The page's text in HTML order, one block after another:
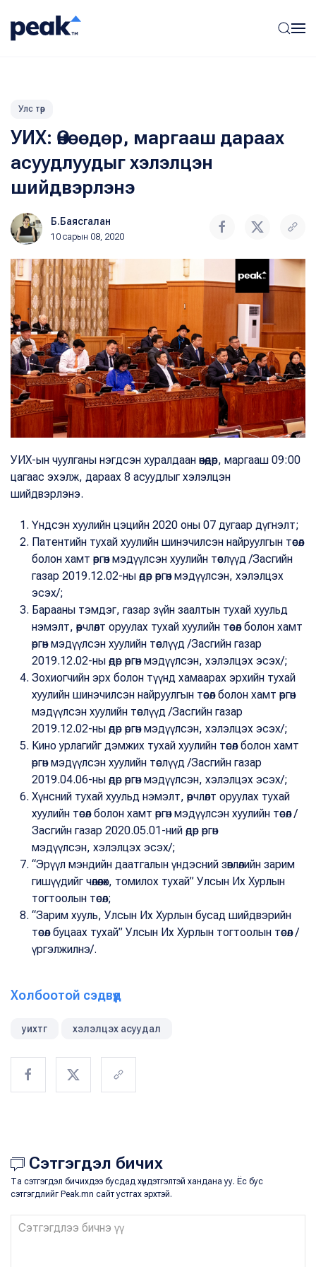
Улс төр
УИХ: Өнөөдөр, маргааш дараах
асуудлуудыг хэлэлцэн
шийдвэрлэнэ
Б.Баясгалан
10 сарын 08, 2020
УИХ-ын чуулганы нэгдсэн хуралдаан өнөөдөр, маргааш 09:00
цагаас эхэлж, дараах 8 асуудлыг хэлэлцэн
шийдвэрлэнэ.
Үндсэн хуулийн цэцийн 2020 оны 07 дугаар дүгнэлт;
Патентийн тухай хуулийн шинэчилсэн найруулгын төсөл
болон хамт өргөн мэдүүлсэн хуулийн төслүүд /Засгийн
газар 2019.12.02-ны өдөр өргөн мэдүүлсэн, хэлэлцэх
эсэх/;
Барааны тэмдэг, газар зүйн заалтын тухай хуульд
нэмэлт, өөрчлөлт оруулах тухай хуулийн төсөл болон хамт
өргөн мэдүүлсэн хуулийн төслүүд /Засгийн газар
2019.12.02-ны өдөр өргөн мэдүүлсэн, хэлэлцэх эсэх/;
Зохиогчийн эрх болон түүнд хамаарах эрхийн тухай
хуулийн шинэчилсэн найруулгын төсөл болон хамт өргөн
мэдүүлсэн хуулийн төслүүд /Засгийн газар
2019.12.02-ны өдөр өргөн мэдүүлсэн, хэлэлцэх эсэх/;
Кино урлагийг дэмжих тухай хуулийн төсөл болон хамт
өргөн мэдүүлсэн хуулийн төслүүд /Засгийн газар
2019.04.06-ны өдөр өргөн мэдүүлсэн, хэлэлцэх эсэх/;
Хүнсний тухай хуульд нэмэлт, өөрчлөлт оруулах тухай
хуулийн төсөл болон хамт өргөн мэдүүлсэн хуулийн төсөл /
Засгийн газар 2020.05.01-ний өдөр өргөн
мэдүүлсэн, хэлэлцэх эсэх/;
“Эрүүл мэндийн даатгалын үндэсний зөвлөлийн зарим
гишүүдийг чөлөөлөх, томилох тухай” Улсын Их Хурлын
тогтоолын төсөл;
“Зарим хууль, Улсын Их Хурлын бусад шийдвэрийн
төсөл буцаах тухай” Улсын Их Хурлын тогтоолын төсөл /
үргэлжилнэ/.
Холбоотой сэдвүүд
уихтг хэлэлцэх асуудал
Сэтгэгдэл бичих
Та сэтгэгдэл бичихдээ бусдад хүндэтгэлтэй хандана уу. Ёс бус
сэтгэгдлийг Peak.mn сайт устгах эрхтэй.